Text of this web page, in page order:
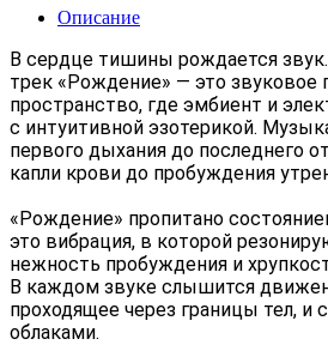
Описание
В сердце тишины рождается
трек «Рождение» — это звуковое
пространство, где эмбиент и
с интуитивной эзотерикой.
первого дыхания до последнего
капли крови до пробуждения
«Рождение» пропитано
это вибрация, в которой
нежность пробуждения и
В каждом звуке слышится
проходящее через границы тел, и
облаками.